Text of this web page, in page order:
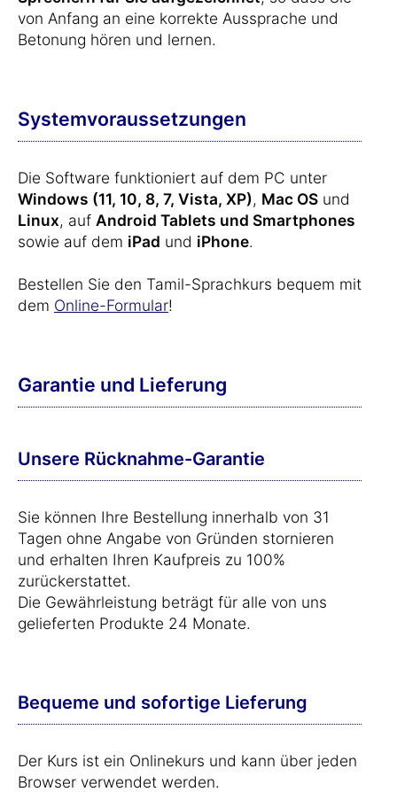
von Anfang an eine korrekte Aussprache und
Betonung hören und lernen.
Systemvoraussetzungen
Die Software funktioniert auf dem PC unter
Windows (11, 10, 8, 7, Vista, XP), Mac OS und
Linux, auf Android Tablets und Smartphones
sowie auf dem iPad und iPhone.
Bestellen Sie den Tamil-Sprachkurs bequem mit
dem Online-Formular!
Garantie und Lieferung
Unsere Rücknahme-Garantie
Sie können Ihre Bestellung innerhalb von 31
Tagen ohne Angabe von Gründen stornieren
und erhalten Ihren Kaufpreis zu 100%
zurückerstattet.
Die Gewährleistung beträgt für alle von uns
gelieferten Produkte 24 Monate.
Bequeme und sofortige Lieferung
Der Kurs ist ein Onlinekurs und kann über jeden
Browser verwendet werden.